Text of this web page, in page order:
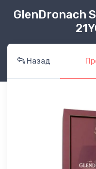
GlenDronach
Назад